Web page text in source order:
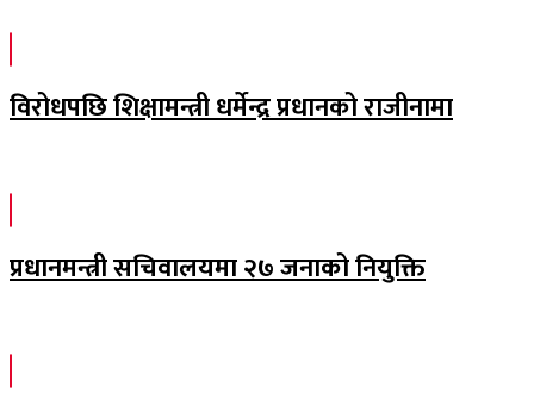
विरोधपछि शिक्षामन्त्री धर्मेन्द्र प्रधानको राजीनामा
प्रधानमन्त्री सचिवालयमा २७ जनाको नियुक्ति